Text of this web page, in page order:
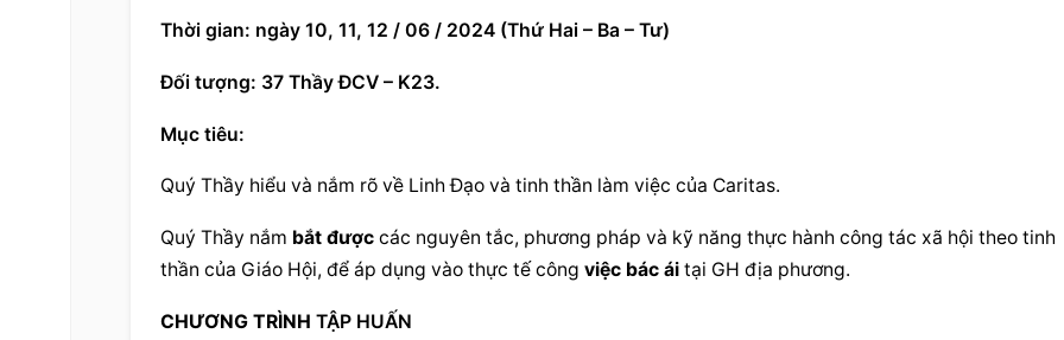
Thời gian: ngày 10, 11, 12 / 06 / 2024 (Thứ Hai – Ba – Tư)
Đối tượng: 37 Thầy ĐCV – K23.
Mục tiêu:
Quý Thầy hiểu và nắm rõ về Linh Đạo và tinh thần làm việc của Caritas.
Quý Thầy nắm bắt được các nguyên tắc, phương pháp và kỹ năng thực hành công tác xã hội theo tinh
thần của Giáo Hội, để áp dụng vào thực tế công việc bác ái tại GH địa phương.
CHƯƠNG TRÌNH TẬP HUẤN